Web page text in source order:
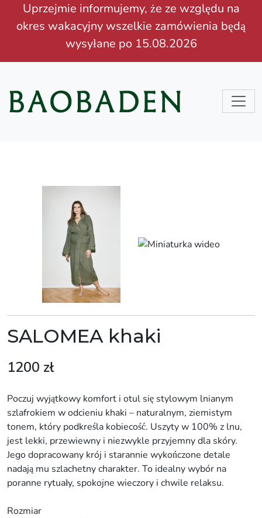
Uprzejmie informujemy, że ze względu na
okres wakacyjny wszelkie zamówienia będą
wysyłane po 15.08.2026
SALOMEA khaki
1200 zł
Poczuj wyjątkowy komfort i otul się stylowym lnianym
szlafrokiem w odcieniu khaki – naturalnym, ziemistym
tonem, który podkreśla kobiecość. Uszyty w 100% z lnu,
jest lekki, przewiewny i niezwykle przyjemny dla skóry.
Jego dopracowany krój i starannie wykończone detale
nadają mu szlachetny charakter. To idealny wybór na
poranne rytuały, spokojne wieczory i chwile relaksu.
Rozmiar